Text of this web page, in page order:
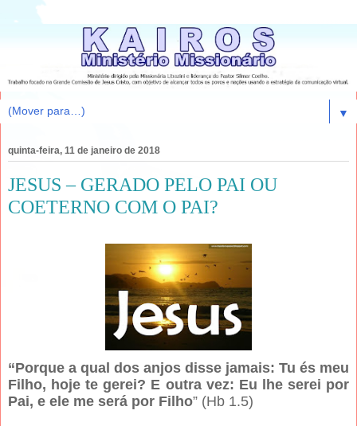
▼
quinta-feira, 11 de janeiro de 2018
JESUS – GERADO PELO PAI OU
COETERNO COM O PAI?
“Porque a qual dos anjos disse jamais: Tu és meu
Filho, hoje te gerei? E outra vez: Eu lhe serei por
Pai, e ele me será por Filho” (Hb 1.5)